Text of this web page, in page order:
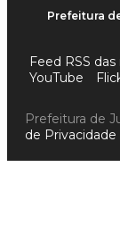
Prefeitura
Feed RSS
YouTube
Prefeitura de
de Privacidade